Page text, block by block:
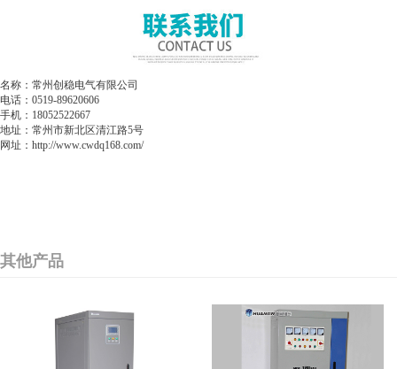
名称：常州创稳电气有限公司
电话：0519-89620606
手机：18052522667
地址：常州市新北区清江路5号
网址：http://www.cwdq168.com/
其他产品